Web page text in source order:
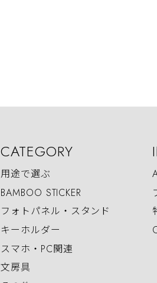
CATEGORY
用途で選ぶ
BAMBOO STICKER
フォトパネル・スタンド
キーホルダー
スマホ・PC関連
文房具